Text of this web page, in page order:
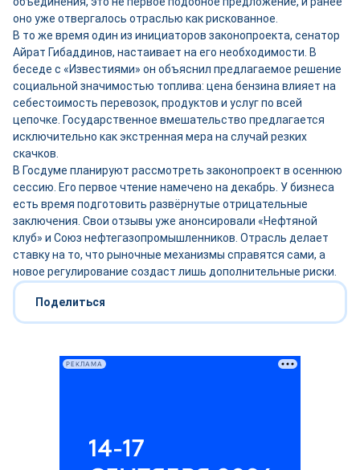
оно уже отвергалось отраслью как рискованное.
В то же время один из инициаторов законопроекта, сенатор
Айрат Гибаддинов, настаивает на его необходимости. В
беседе с «Известиями» он объяснил предлагаемое решение
социальной значимостью топлива: цена бензина влияет на
себестоимость перевозок, продуктов и услуг по всей
цепочке. Государственное вмешательство предлагается
исключительно как экстренная мера на случай резких
скачков.
В Госдуме планируют рассмотреть законопроект в осеннюю
сессию. Его первое чтение намечено на декабрь. У бизнеса
есть время подготовить развёрнутые отрицательные
заключения. Свои отзывы уже анонсировали «Нефтяной
клуб» и Союз нефтегазопромышленников. Отрасль делает
ставку на то, что рыночные механизмы справятся сами, а
новое регулирование создаст лишь дополнительные риски.
Поделиться
РЕКЛАМА